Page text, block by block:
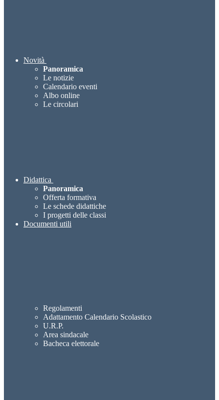
Novità
Panoramica
Le notizie
Calendario eventi
Albo online
Le circolari
Didattica
Panoramica
Offerta formativa
Le schede didattiche
I progetti delle classi
Documenti utili
Regolamenti
Adattamento Calendario Scolastico
U.R.P.
Area sindacale
Bacheca elettorale